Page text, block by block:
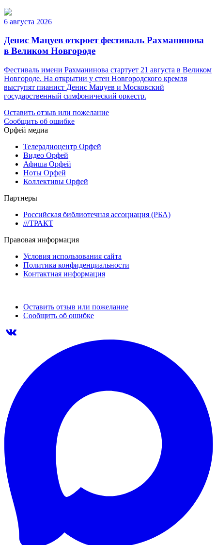
6 августа 2026
Денис Мацуев откроет фестиваль Рахманинова
в Великом Новгороде
Фестиваль имени Рахманинова стартует 21 августа в Великом
Новгороде. На открытии у стен Новгородского кремля
выступят пианист Денис Мацуев и Московский
государственный симфонический оркестр.
Оставить отзыв или пожелание
Сообщить об ошибке
Орфей медиа
Телерадиоцентр Орфей
Видео Орфей
Афиша Орфей
Ноты Орфей
Коллективы Орфей
Партнеры
Российская библиотечная ассоциация (РБА)
///ТРАКТ
Правовая информация
Условия использования сайта
Политика конфиденциальности
Контактная информация
Оставить отзыв или пожелание
Сообщить об ошибке